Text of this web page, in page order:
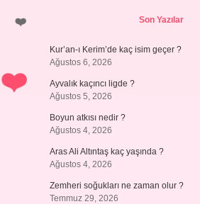
SidebarSon Yazılar
Kur’an-ı Kerim’de kaç isim geçer ?
Ağustos 6, 2026
Ayvalık kaçıncı ligde ?
Ağustos 5, 2026
Boyun atkısı nedir ?
Ağustos 4, 2026
Aras Ali Altıntaş kaç yaşında ?
Ağustos 4, 2026
Zemheri soğukları ne zaman olur ?
Temmuz 29, 2026